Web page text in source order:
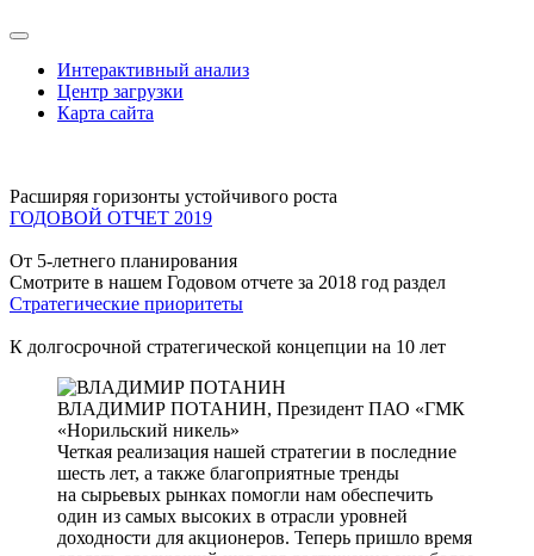
Интерактивный анализ
Центр загрузки
Карта сайта
Расширяя горизонты устойчивого роста
ГОДОВОЙ ОТЧЕТ 2019
От 5-летнего планирования
Смотрите в нашем Годовом отчете за 2018 год раздел
Стратегические приоритеты
К долгосрочной стратегической концепции на 10 лет
ВЛАДИМИР ПОТАНИН, Президент ПАО «ГМК
«Норильский никель»
Четкая реализация нашей стратегии в последние
шесть лет, а также благоприятные тренды
на сырьевых рынках помогли нам обеспечить
один из самых высоких в отрасли уровней
доходности для акционеров. Теперь пришло время